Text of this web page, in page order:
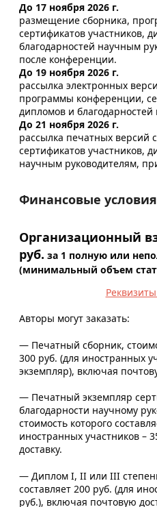
До 17 ноября 2026 г.
размещение сборника,
сертификатов участников,
благодарностей научным
после конференции.
До 19 ноября 2026 г.
рассылка электронных
программы конференции,
дипломов и
До 21 ноября 2026 г.
рассылка печатных версий
сертификатов участников,
научным руководителям,
Финансовые условия
Организационный
руб. за 1 полную или
(минимальный объем
Авторы могут заказать:
— Печатный сборник,
300 руб. (для иностранных
экземпляр), включая
— Печатный экземпляр
благодарности научному
стоимость которого
иностранных участников –
доставку.
— Диплом I, II или III
составляет 200 руб. (для
руб.), включая почтовую